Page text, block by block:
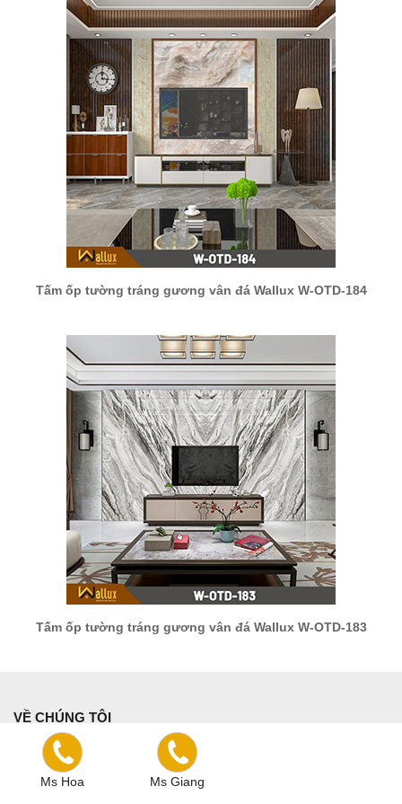
Tấm ốp tường tráng gương vân đá Wallux W-OTD-184
Tấm ốp tường tráng gương vân đá Wallux W-OTD-183
VỀ CHÚNG TÔI
Giới thiệu
Liên hệMs Hoa Ms Giang